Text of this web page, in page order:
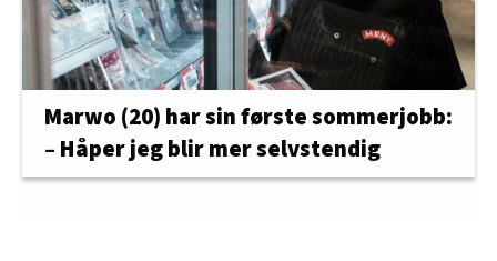
Marwo (20) har sin første sommerjobb:
– Håper jeg blir mer selvstendig